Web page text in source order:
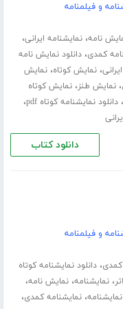
و فیلمنامه
نامه،نمایشنامه ایرانی،
کمدی،دانلود نمایش نامه
،نمایش کوتاه،نمایش
،نمایش طنز،نمایش کوتاه
،دانلود نمایشنامه کوتاه pdf ،
دانلود کتاب
و فیلمنامه
کمدی،دانلود نمایشنامه کوتاه
،نمایشنامه،نمایش نامه،
نمایشنامه،نمایشنامه کمدی،